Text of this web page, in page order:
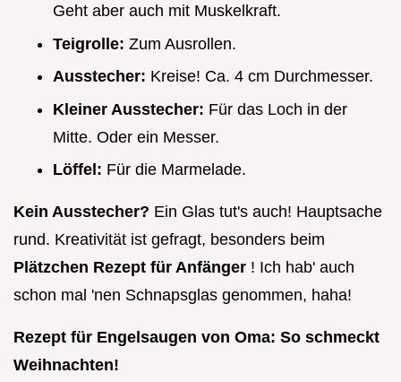
Geht aber auch mit Muskelkraft.
Teigrolle: Zum Ausrollen.
Ausstecher: Kreise! Ca. 4 cm Durchmesser.
Kleiner Ausstecher: Für das Loch in der
Mitte. Oder ein Messer.
Löffel: Für die Marmelade.
Kein Ausstecher? Ein Glas tut's auch! Hauptsache
rund. Kreativität ist gefragt, besonders beim
Plätzchen Rezept für Anfänger ! Ich hab' auch
schon mal 'nen Schnapsglas genommen, haha!
Rezept für Engelsaugen von Oma: So schmeckt
Weihnachten!